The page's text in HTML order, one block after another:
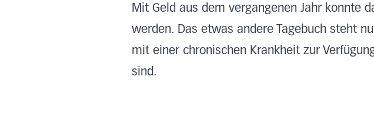
Mit Geld aus dem vergangenen Jahr konnte
werden. Das etwas andere Tagebuch steht
mit einer chronischen Krankheit zur
sind.